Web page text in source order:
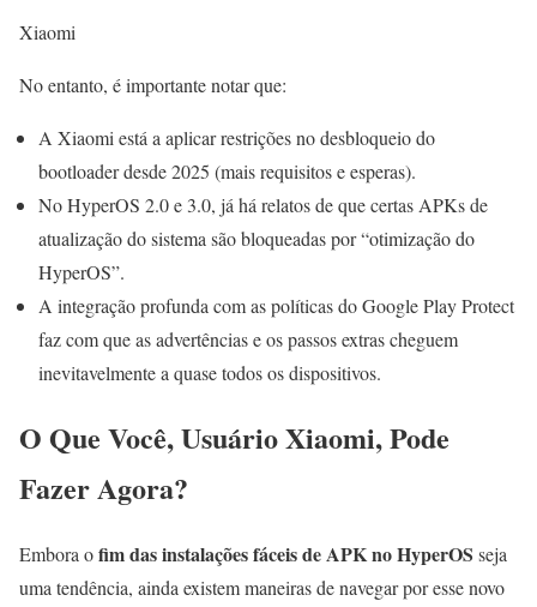
Xiaomi
No entanto, é importante notar que:
A Xiaomi está a aplicar restrições no desbloqueio do
bootloader desde 2025 (mais requisitos e esperas).
No HyperOS 2.0 e 3.0, já há relatos de que certas APKs de
atualização do sistema são bloqueadas por “otimização do
HyperOS”.
A integração profunda com as políticas do Google Play Protect
faz com que as advertências e os passos extras cheguem
inevitavelmente a quase todos os dispositivos.
O Que Você, Usuário Xiaomi, Pode
Fazer Agora?
Embora ofim das instalações fáceis de APK no HyperOS seja
uma tendência, ainda existem maneiras de navegar por esse novo